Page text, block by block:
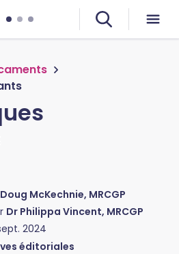
McKechnie, MRCGP
Dr Philippa Vincent, MRCGP
2024
éditoriales